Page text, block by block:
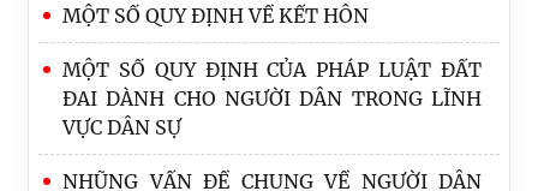
MỘT SỐ QUY ĐỊNH VỀ KẾT HÔN
MỘT SỐ QUY ĐỊNH CỦA PHÁP LUẬT ĐẤT
ĐAI DÀNH CHO NGƯỜI DÂN TRONG LĨNH
VỰC DÂN SỰ
NHŨNG VẤN ĐỀ CHUNG VỀ NGƯỜI DÂN